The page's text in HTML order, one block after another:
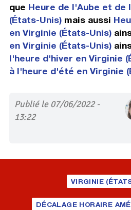
que Heure de l'Aube et de
(États-Unis)mais aussi
en Virginie (États-Unis)
en Virginie (États-Unis)
l'heure d'hiver en Virginie
à l'heure d'été en Virginie
Publié le 07/06/2022 -
13:22
VIRGINIE
DÉCALAGE HORAIRE